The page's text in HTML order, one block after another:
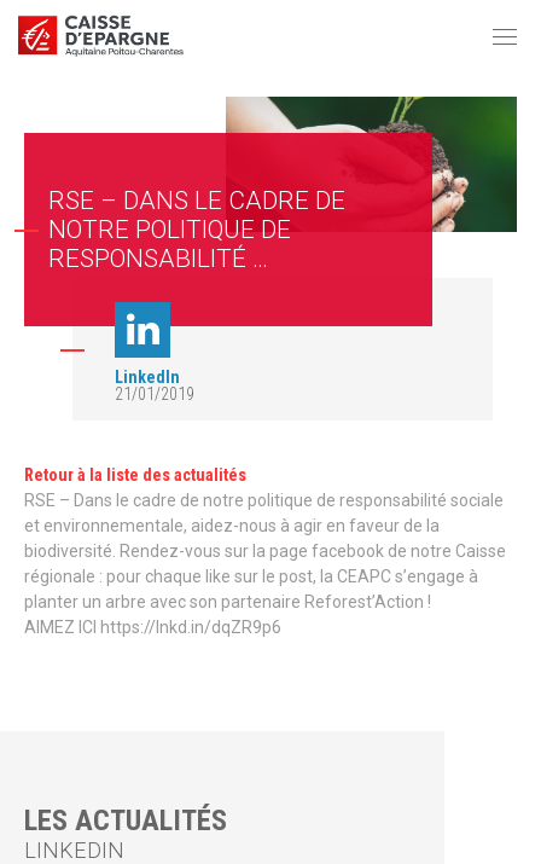
RSE – DANS LE CADRE DE
NOTRE POLITIQUE DE
RESPONSABILITÉ …
LinkedIn
21/01/2019
Retour à la liste des actualités
RSE – Dans le cadre de notre politique de responsabilité sociale
et environnementale, aidez-nous à agir en faveur de la
biodiversité. Rendez-vous sur la page facebook de notre Caisse
régionale : pour chaque like sur le post, la CEAPC s’engage à
planter un arbre avec son partenaire Reforest’Action !
AIMEZ ICI https://lnkd.in/dqZR9p6
LES ACTUALITÉS
LINKEDIN